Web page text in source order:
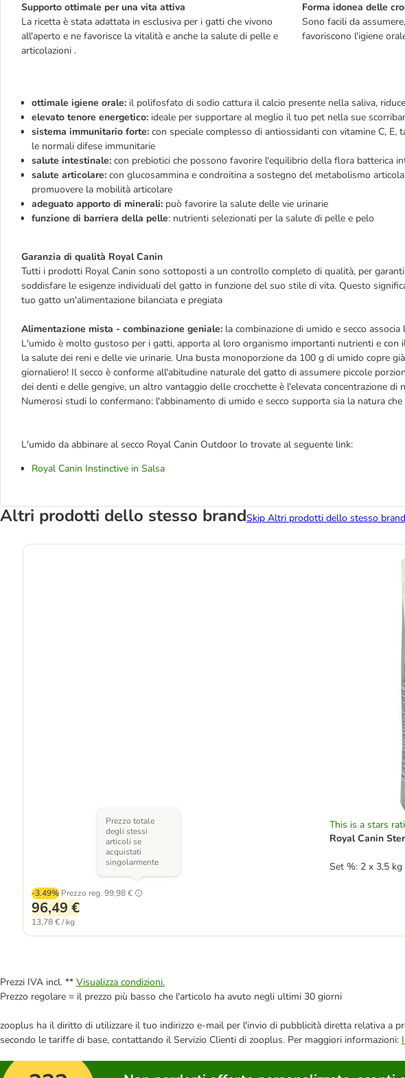
Supporto ottimale per una vita attiva
La ricetta è stata adattata in esclusiva per i gatti che vivono
all'aperto e ne favorisce la vitalità e anche la salute di pelle e
articolazioni .
Forma idonea delle
Sono facili da
favoriscono l'igiene
ottimale igiene orale: il polifosfato di sodio cattura il calcio presente nella saliva,
elevato tenore energetico: ideale per supportare al meglio il tuo pet nella sue
sistema immunitario forte: con speciale complesso di antiossidanti con vitamine C,
le normali difese immunitarie
salute intestinale: con prebiotici che possono favorire l'equilibrio della flora batterica
salute articolare: con glucosammina e condroitina a sostegno del metabolismo
promuovere la mobilità articolare
adeguato apporto di minerali: può favorire la salute delle vie urinarie
funzione di barriera della pelle: nutrienti selezionati per la salute di pelle e pelo
Garanzia di qualità Royal Canin
Tutti i prodotti Royal Canin sono sottoposti a un controllo completo di qualità, per
soddisfare le esigenze individuali del gatto in funzione del suo stile di vita. Questo
tuo gatto un'alimentazione bilanciata e pregiata
Alimentazione mista - combinazione geniale: la combinazione di umido e secco
L'umido è molto gustoso per i gatti, apporta al loro organismo importanti nutrienti e con
la salute dei reni e delle vie urinarie. Una busta monoporzione da 100 g di umido copre
giornaliero! Il secco è conforme all'abitudine naturale del gatto di assumere piccole
dei denti e delle gengive, un altro vantaggio delle crocchette è l'elevata concentrazione
Numerosi studi lo confermano: l'abbinamento di umido e secco supporta sia la natura
L'umido da abbinare al secco Royal Canin Outdoor lo trovate al seguente link:
Royal Canin Instinctive in Salsa
Altri prodotti dello stesso brandSkip Altri prodotti dello stesso
This is a stars
Royal Canin
Set %: 2 x 3,5 kg
-3.49% Prezzo reg. 99,98 €
Prezzo totale
degli stessi
articoli se
acquistati
singolarmente
96,49 €
13,78 € / kg
Prezzi IVA incl. ** Visualizza condizioni.
Prezzo regolare = il prezzo più basso che l'articolo ha avuto negli ultimi 30 giorni
zooplus ha il diritto di utilizzare il tuo indirizzo e-mail per l'invio di pubblicità diretta relativa a
secondo le tariffe di base, contattando il Servizio Clienti di zooplus. Per maggiori informazioni: